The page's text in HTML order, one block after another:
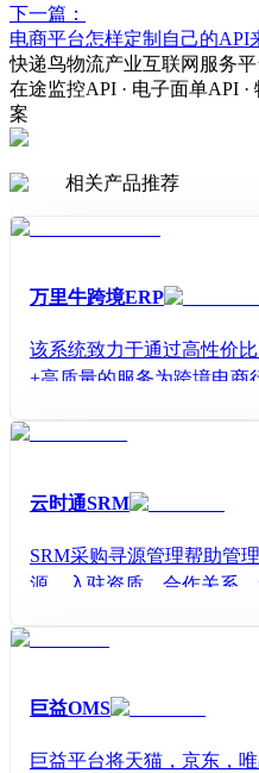
下一篇：
电商平台怎样定制自己的API
快递鸟物流产业互联网服务平
在途监控API · 电子面单API
案
相关产品推荐
万里牛跨境ERP
该系统致力于通过高性价比
+高质量的服务为跨境电商
和业务财务一体化的解决方
实现业财一体化数据报表、
云时通SRM
SRM采购寻源管理帮助管
源、入驻资质、合作关系
购业务，帮助企业获取及时
伙伴结构，保障企业的业
巨益OMS
巨益平台将天猫，京东，